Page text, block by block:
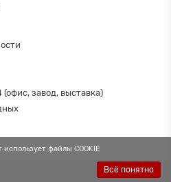
файлы COOKIE
Всё понятно
завод, выставка)